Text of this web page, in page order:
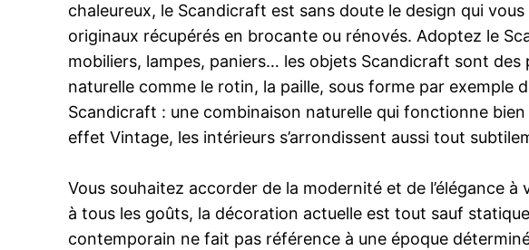
chaleureux, le Scandicraft est sans doute le design qui
originaux récupérés en brocante ou rénovés. Adoptez le
mobiliers, lampes, paniers… les objets Scandicraft sont des
naturelle comme le rotin, la paille, sous forme par exemple
Scandicraft : une combinaison naturelle qui fonctionne
effet Vintage, les intérieurs s’arrondissent aussi tout
Vous souhaitez accorder de la modernité et de l’élégance
à tous les goûts, la décoration actuelle est tout sauf
contemporain ne fait pas référence à une époque